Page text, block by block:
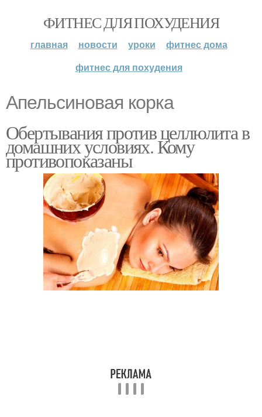
ФИТНЕС ДЛЯ ПОХУДЕНИЯ
главная новости уроки
фитнес дома
фитнес для похудения
Апельсиновая корка
Обертывания против целлюлита в
домашних условиях. Кому
противопоказаны